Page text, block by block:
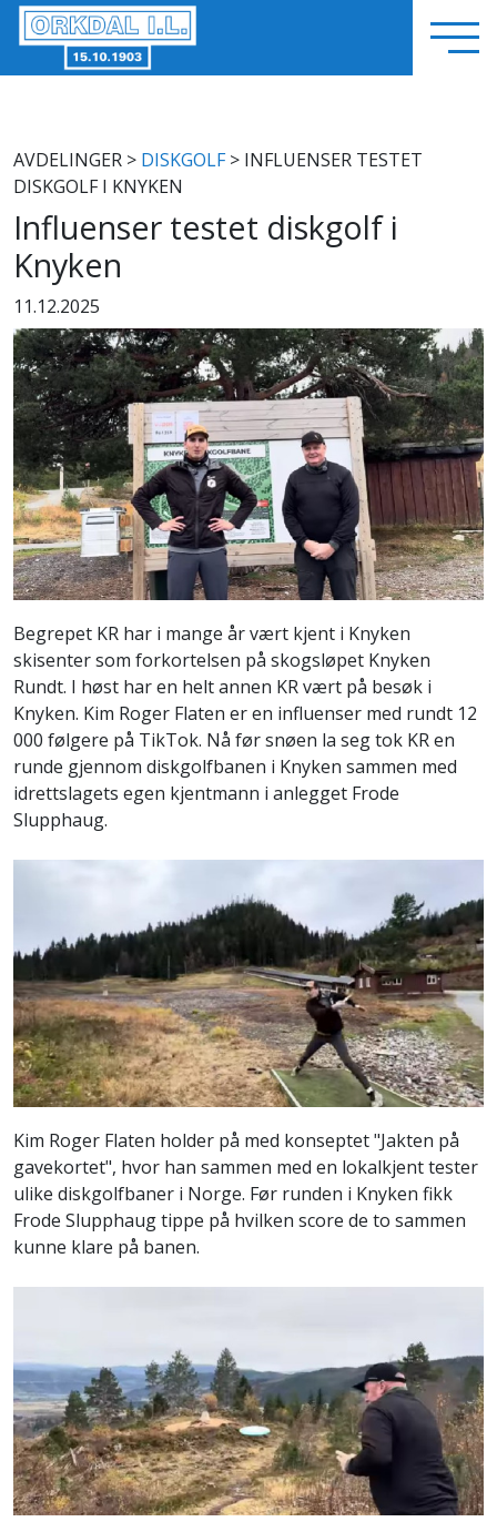
AVDELINGER > DISKGOLF> INFLUENSER TESTET
DISKGOLF I KNYKEN
Influenser testet diskgolf i
Knyken
11.12.2025
Begrepet KR har i mange år vært kjent i Knyken
skisenter som forkortelsen på skogsløpet Knyken
Rundt. I høst har en helt annen KR vært på besøk i
Knyken. Kim Roger Flaten er en influenser med rundt 12
000 følgere på TikTok. Nå før snøen la seg tok KR en
runde gjennom diskgolfbanen i Knyken sammen med
idrettslagets egen kjentmann i anlegget Frode
Slupphaug.
Kim Roger Flaten holder på med konseptet "Jakten på
gavekortet", hvor han sammen med en lokalkjent tester
ulike diskgolfbaner i Norge. Før runden i Knyken fikk
Frode Slupphaug tippe på hvilken score de to sammen
kunne klare på banen.